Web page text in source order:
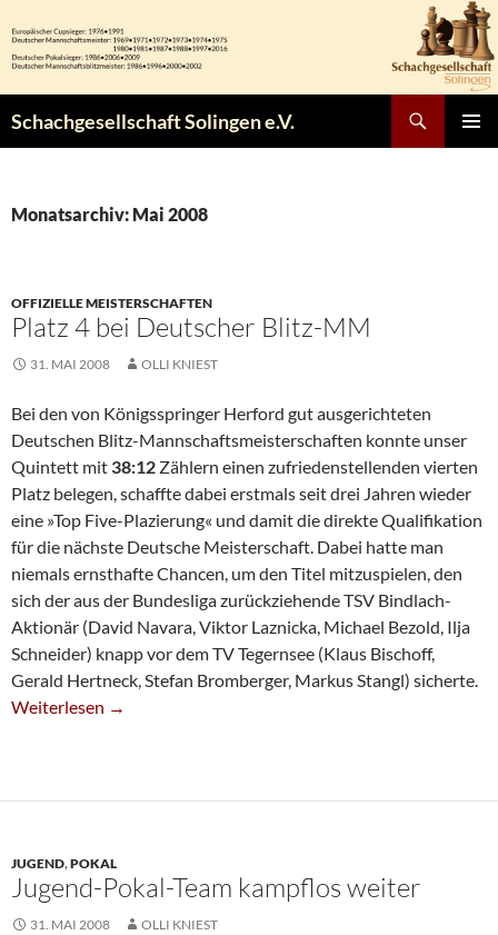
Inhalt
springen
Schachgesellschaft Solingen e.V.
Monatsarchiv: Mai 2008
OFFIZIELLE MEISTERSCHAFTEN
Platz 4 bei Deutscher Blitz-MM
31. MAI 2008 OLLI KNIEST
Bei den von Königsspringer Herford gut ausgerichteten
Deutschen Blitz-Mannschaftsmeisterschaften konnte unser
Quintett mit 38:12 Zählern einen zufriedenstellenden vierten
Platz belegen, schaffte dabei erstmals seit drei Jahren wieder
eine »Top Five-Plazierung« und damit die direkte Qualifikation
für die nächste Deutsche Meisterschaft. Dabei hatte man
niemals ernsthafte Chancen, um den Titel mitzuspielen, den
sich der aus der Bundesliga zurückziehende TSV Bindlach-
Aktionär (David Navara, Viktor Laznicka, Michael Bezold, Ilja
Schneider) knapp vor dem TV Tegernsee (Klaus Bischoff,
Gerald Hertneck, Stefan Bromberger, Markus Stangl) sicherte.
Platz 4 Bei Deutscher Blitz-MM
Weiterlesen →
JUGEND,POKAL
Jugend-Pokal-Team kampflos weiter
31. MAI 2008 OLLI KNIEST